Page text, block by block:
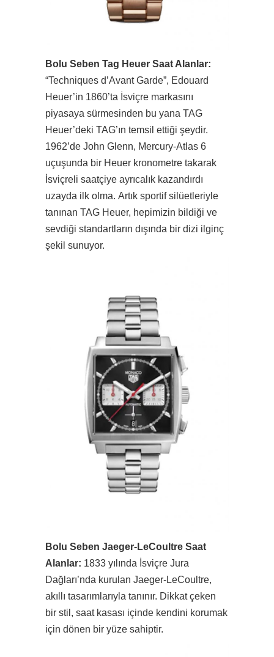
Bolu Seben Tag Heuer Saat Alanlar:
“Techniques d’Avant Garde”, Edouard
Heuer’in 1860’ta İsviçre markasını
piyasaya sürmesinden bu yana TAG
Heuer’deki TAG’ın temsil ettiği şeydir.
1962’de John Glenn, Mercury-Atlas 6
uçuşunda bir Heuer kronometre takarak
İsviçreli saatçiye ayrıcalık kazandırdı
uzayda ilk olma. Artık sportif silüetleriyle
tanınan TAG Heuer, hepimizin bildiği ve
sevdiği standartların dışında bir dizi ilginç
şekil sunuyor.
Bolu Seben Jaeger-LeCoultre Saat
Alanlar: 1833 yılında İsviçre Jura
Dağları’nda kurulan Jaeger-LeCoultre,
akıllı tasarımlarıyla tanınır. Dikkat çeken
bir stil, saat kasası içinde kendini korumak
için dönen bir yüze sahiptir.